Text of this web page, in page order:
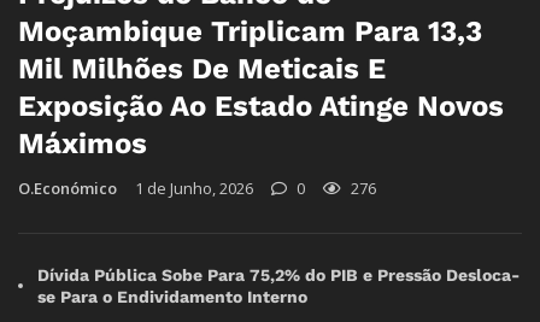
Moçambique Triplicam Para 13,3
Mil Milhões De Meticais E
Exposição Ao Estado Atinge Novos
Máximos
O.Económico 1 de Junho, 2026 0 276
Dívida Pública Sobe Para 75,2% do PIB e Pressão Desloca-
se Para o Endividamento Interno